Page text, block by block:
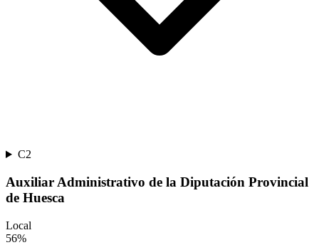
C2
Auxiliar Administrativo de la Diputación Provincial
de Huesca
Local
56%